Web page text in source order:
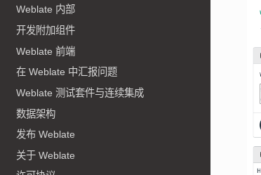
Weblate 内部
开发附加组件
Weblate 前端
在 Weblate 中汇报问题
Weblate 测试套件与连续集成
数据架构
发布 Weblate
关于 Weblate